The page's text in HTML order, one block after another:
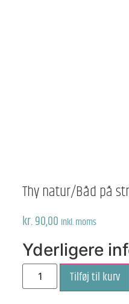
Thy natur/Båd på
kr.90,00 Inkl. moms
Yderligere
Thy
natur/Båd
på
Tilføj til kurv